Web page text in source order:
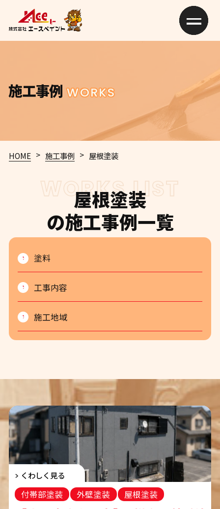
施工事例 WORKS
HOME > 施工事例 > 屋根塗装
WORKS LIST
屋根塗装
の施工事例一覧
塗料
工事内容
施工地域
くわしく見る
付帯部塗装 外壁塗装
屋根塗装